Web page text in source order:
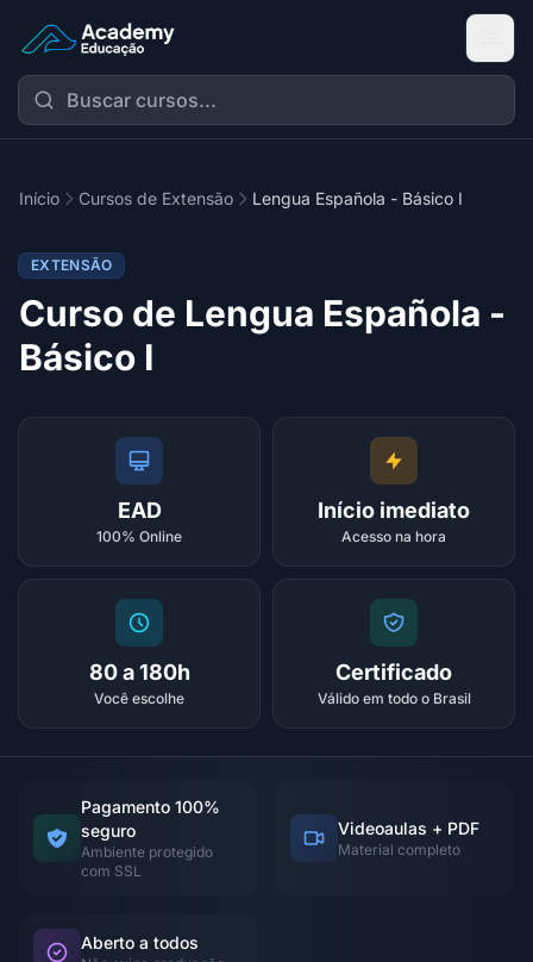
Academy Extensão
Início Cursos de Extensão Lengua Española - Básico I
EXTENSÃO
Curso de Lengua Española -
Básico I
EAD
100% Online
Início imediato
Acesso na hora
80 a 180h
Você escolhe
Certificado
Válido em todo o Brasil
Pagamento 100%
seguro
Ambiente protegido
com SSL
Videoaulas + PDF
Material completo
Aberto a todos